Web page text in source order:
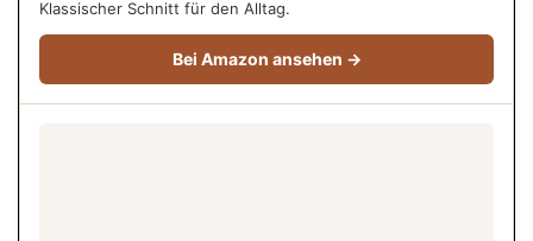
Klassischer Schnitt für den Alltag.
Bei Amazon ansehen →